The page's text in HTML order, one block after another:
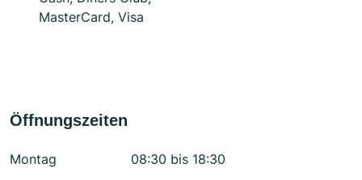
MasterCard, Visa
Öffnungszeiten
Montag
08:30 bis 18:30